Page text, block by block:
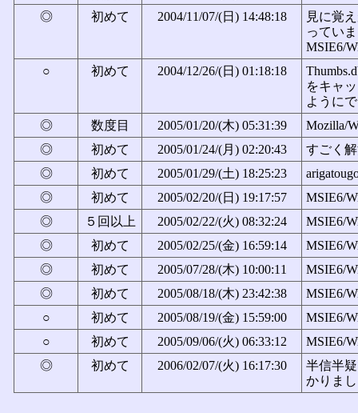
◎
初めて 2004/11/07/(日) 14:48:18
見に覚
ってい
MSIE6/
○
初めて 2004/12/26/(日) 01:18:18
をキャ
ように
◎
数度目 2005/01/20/(木) 05:31:39
Mozilla/
◎
初めて 2005/01/24/(月) 02:20:43
すごく
◎
初めて 2005/01/29/(土) 18:25:23
◎
初めて 2005/02/20/(日) 19:17:57
MSIE6/
◎
５回以上 2005/02/22/(火) 08:32:24
MSIE6/
◎
初めて 2005/02/25/(金) 16:59:14
MSIE6/
◎
初めて 2005/07/28/(木) 10:00:11
MSIE6/
◎
初めて 2005/08/18/(木) 23:42:38
MSIE6/
○
初めて 2005/08/19/(金) 15:59:00
MSIE6/
○
初めて 2005/09/06/(火) 06:33:12
MSIE6/
◎
初めて 2006/02/07/(火) 16:17:30
半信半
かりま